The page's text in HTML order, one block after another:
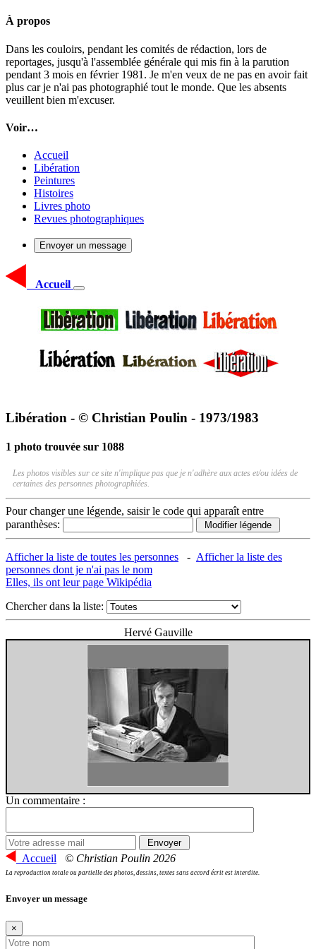
À propos
Dans les couloirs, pendant les comités de rédaction, lors de
reportages, jusqu'à l'assemblée générale qui mis fin à la parution
pendant 3 mois en février 1981. Je m'en veux de ne pas en avoir fait
plus car je n'ai pas photographié tout le monde. Que les absents
veuillent bien m'excuser.
Voir…
Accueil
Libération
Peintures
Histoires
Livres photo
Revues photographiques
Envoyer un message
Accueil
Libération - © Christian Poulin - 1973/1983
1 photo trouvée sur 1088
Les photos visibles sur ce site n'implique pas que je n'adhère aux actes et/ou idées de
certaines des personnes photographiées.
Pour changer une légende, saisir le code qui apparaît entre
paranthèses:
Afficher la liste de toutes les personnes - Afficher la liste des
personnes dont je n'ai pas le nom
Elles, ils ont leur page Wikipédia
Chercher dans la liste:
Hervé Gauville
Un commentaire :
Accueil © Christian Poulin 2026
La reproduction totale ou partielle des photos, dessins, textes sans accord écrit est interdite.
Envoyer un message
×